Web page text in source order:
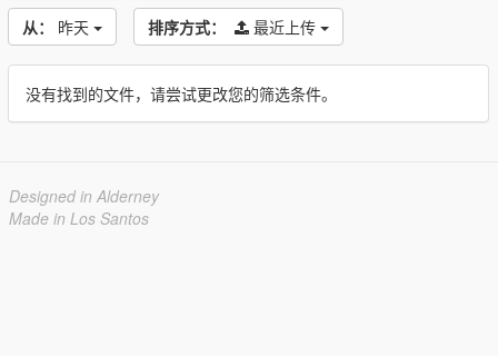
从： 昨天 排序方式： 最近上传
没有找到的文件，请尝试更改您的筛选条件。
Designed in Alderney
Made in Los Santos